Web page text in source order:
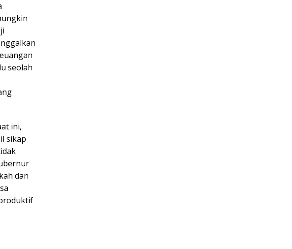
seolah
ini,
sikap
dan